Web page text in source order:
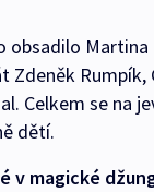
obsadilo Martina
Zdeněk Rumpík,
Celkem se na
dětí.
v magické